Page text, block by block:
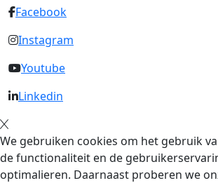
Facebook
Instagram
Youtube
Linkedin
We gebruiken cookies om het gebruik
de functionaliteit en de
optimalieren. Daarnaast proberen we